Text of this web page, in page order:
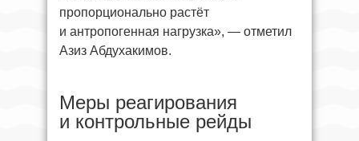
пропорционально растёт
и антропогенная нагрузка», — отметил
Азиз Абдухакимов.
Меры реагирования
и контрольные рейды